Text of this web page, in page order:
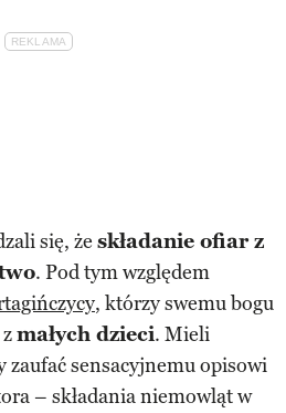
się, że składanie ofiar z
. Pod tym względem
, którzy swemu bogu
małych dzieci. Mieli
zaufać sensacyjnemu opisowi
– składania niemowląt w